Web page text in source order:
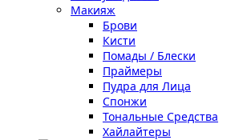
Макияж
Брови
Кисти
Помады / Блески
Праймеры
Пудра для Лица
Спонжи
Тональные Средства
Хайлайтеры